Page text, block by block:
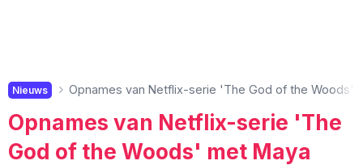
Nieuws Opnames van Netflix-serie 'The God of the Woods'
Opnames van Netflix-serie 'The
God of the Woods' met Maya